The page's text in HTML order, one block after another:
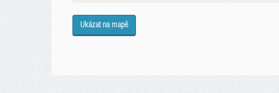
Ukázat na mapě